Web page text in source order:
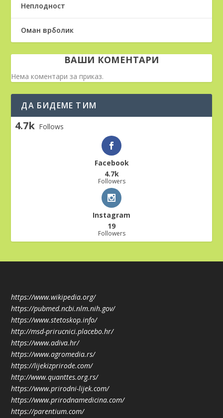
Неплодност
Оман врболик
ВАШИ КОМЕНТАРИ
Нема коментари за приказ.
ДА БИДЕМЕ ТИМ
4.7k Follows
Facebook
4.7k
Followers
Instagram
19
Followers
https://www.wikipedia.org/
https://pubmed.ncbi.nlm.nih.gov/
https://www.stetoskop.info/
http://msd-prirucnici.placebo.hr/
https://www.adiva.hr/
https://www.agromedia.rs/
https://lijekizprirode.com/
http://www.quanttes.org.rs/
https://www.prirodni-lijek.com/
https://www.prirodnamedicina.com/
https://parentium.com/